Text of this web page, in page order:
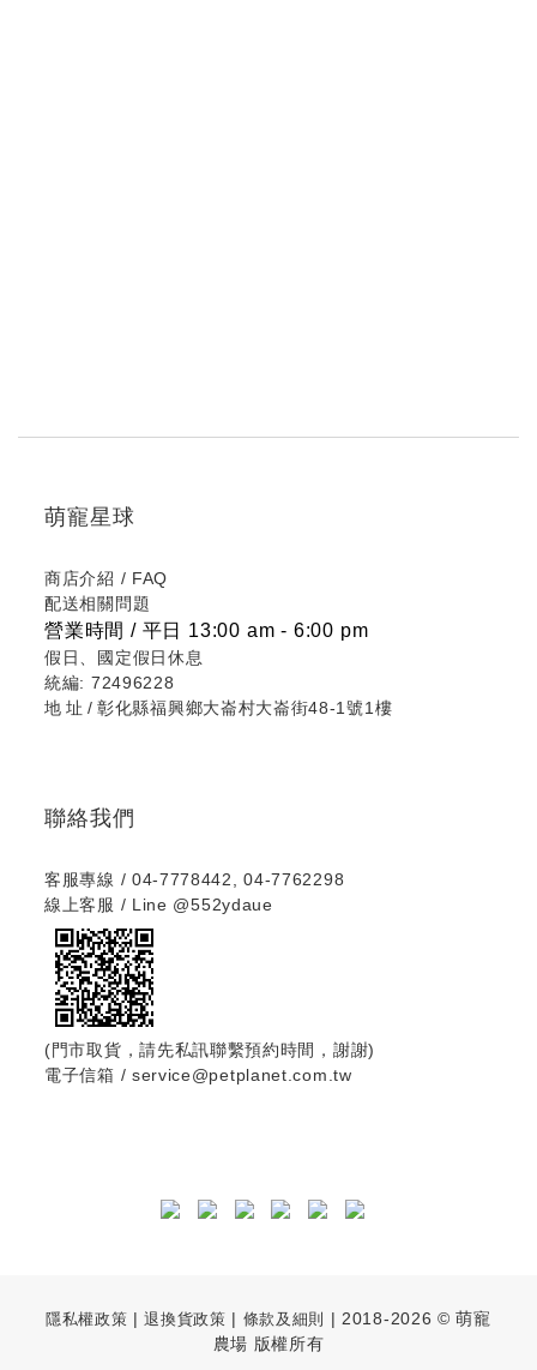
萌寵星球
商店介紹 / FAQ
配送相關問題
營業時間 / 平日 13:00 am - 6:00 pm
假日、國定假日休息
統編: 72496228
地址/ 彰化縣福興鄉大崙村大崙街48-1號1樓
聯絡我們
客服專線 / 04-7778442, 04-7762298
線上客服 / Line @552ydaue
(門市取貨，請先私訊聯繫預約時間，謝謝)
電子信箱 / service@petplanet.com.tw
隱私權政策 |退換貨政策 | 條款及細則 | 2018-2026 © 萌寵
農場 版權所有